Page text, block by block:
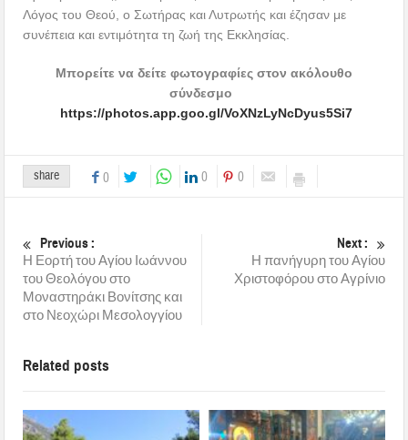
Λόγος του Θεού, ο Σωτήρας και Λυτρωτής και έζησαν με
συνέπεια και εντιμότητα τη ζωή της Εκκλησίας.
Μπορείτε να δείτε φωτογραφίες στον ακόλουθο
σύνδεσμο
https://photos.app.goo.gl/VoXNzLyNcDyus5Si7
share 0 0 0
Previous :
Η Εορτή του Αγίου Ιωάννου
του Θεολόγου στο
Μοναστηράκι Βονίτσης και
στο Νεοχώρι Μεσολογγίου
Next :
Η πανήγυρη του Αγίου
Χριστοφόρου στο Αγρίνιο
Related posts